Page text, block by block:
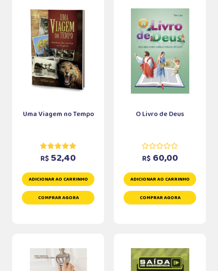
Uma Viagem no Tempo
R$ 52,40
ADICIONAR AO CARRINHO
COMPRAR AGORA
O Livro de Deus
R$ 60,00
ADICIONAR AO CARRINHO
COMPRAR AGORA